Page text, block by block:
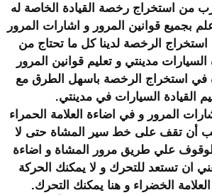
من استخراج رخصة القيادة الخاصة له
بجميع قوانين المرور و اشارات المرور
الرخصة لدينا كل ما تحتاج من
مدينتي و تعليم قوانين المرور
في استخراج الرخصة باسهل الطرق مع
القيادة السيارات في مدينتي.
المرور و في اضاءة العلامة الحمراء
أن تقف على خط سير المشاة حتى لا
علي طريق مرور المشاة و اضاءة
ان تستعد للتحرك و لا يمكنك الحركة
الخضراء و هنا يمكنك التحرك.